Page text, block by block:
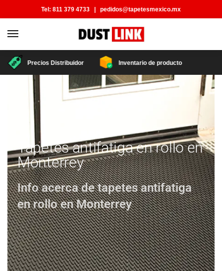
Tel: 811 379 4733 | pedidos@tapetesmexico.mx
Precios Distribuidor Inventario de producto
Tapetes antifatiga en rollo en
Monterrey
Info acerca de tapetes antifatiga
en rollo en Monterrey